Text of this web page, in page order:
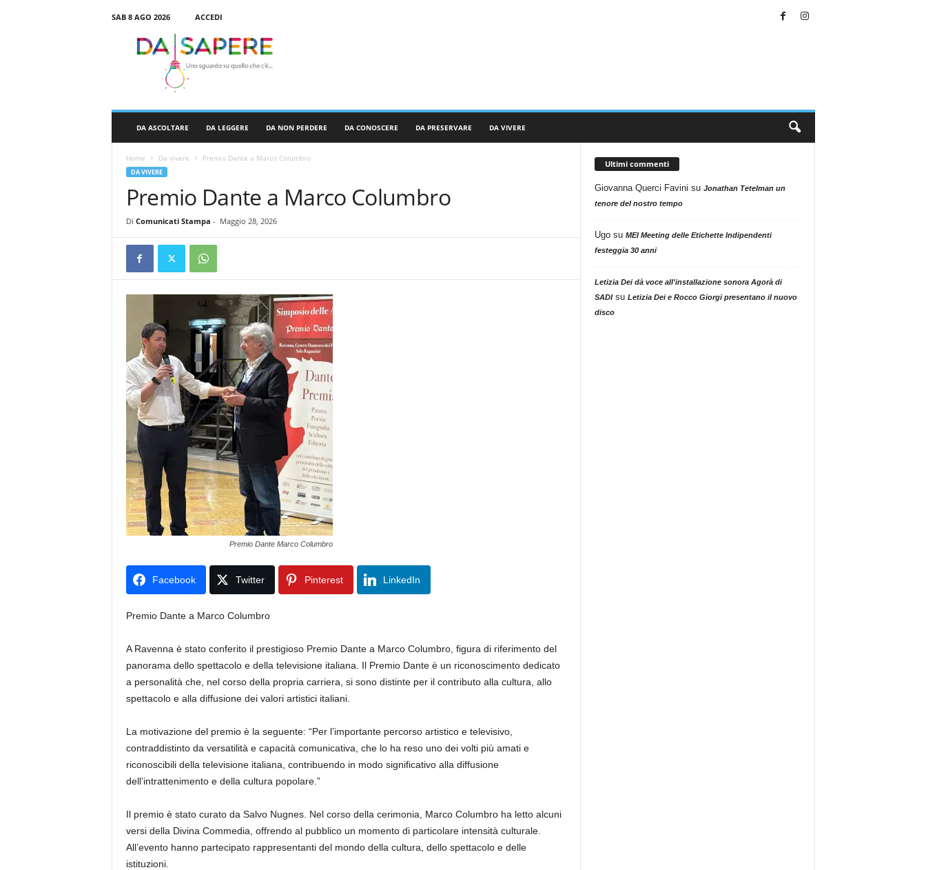
SAB 8 AGO 2026
ACCEDI
DA ASCOLTARE DA LEGGERE DA NON PERDERE DA CONOSCERE DA PRESERVARE DA VIVERE
Home Da vivere Premio Dante a Marco Columbro
DA VIVERE
Premio Dante a Marco Columbro
Di Comunicati Stampa - Maggio 28, 2026
Premio Dante Marco Columbro
Facebook Twitter Pinterest LinkedIn
Premio Dante a Marco Columbro
A Ravenna è stato conferito il prestigioso Premio Dante a Marco Columbro, figura di riferimento del
panorama dello spettacolo e della televisione italiana. Il Premio Dante è un riconoscimento dedicato
a personalità che, nel corso della propria carriera, si sono distinte per il contributo alla cultura, allo
spettacolo e alla diffusione dei valori artistici italiani.
La motivazione del premio è la seguente: “Per l’importante percorso artistico e televisivo,
contraddistinto da versatilità e capacità comunicativa, che lo ha reso uno dei volti più amati e
riconoscibili della televisione italiana, contribuendo in modo significativo alla diffusione
dell’intrattenimento e della cultura popolare.”
Il premio è stato curato da Salvo Nugnes. Nel corso della cerimonia, Marco Columbro ha letto alcuni
versi della Divina Commedia, offrendo al pubblico un momento di particolare intensità culturale.
All’evento hanno partecipato rappresentanti del mondo della cultura, dello spettacolo e delle
istituzioni.
Ultimi commenti
Giovanna Querci Favini su Jonathan Tetelman un
tenore del nostro tempo
Ugosu MEI Meeting delle Etichette Indipendenti
festeggia 30 anni
Letizia Dei dà voce all'installazione sonora Agorà di
SADIsu Letizia Dei e Rocco Giorgi presentano il nuovo
disco